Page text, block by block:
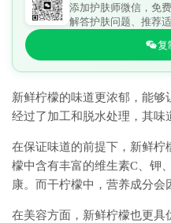
添加护肤师微信，免
解答护肤问题、推荐
复
新鲜柠檬的味道更浓郁，能够
经过了加工和脱水处理，其味
在保证味道的前提下，新鲜
檬中含有丰富的维生素C、钾
康。而干柠檬中，营养成分会
在美容方面，新鲜柠檬也更